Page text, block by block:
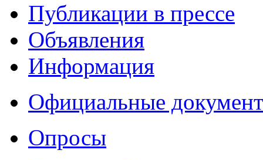
Публикации в прессе
Объявления
Информация
Официальные
Опросы